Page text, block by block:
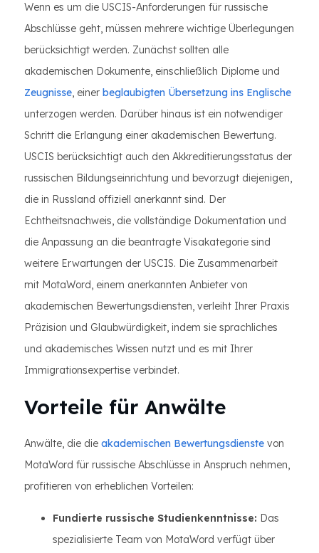
Wenn es um die USCIS-Anforderungen für russische
Abschlüsse geht, müssen mehrere wichtige Überlegungen
berücksichtigt werden. Zunächst sollten alle
akademischen Dokumente, einschließlich Diplome und
Zeugnisse, einer beglaubigten Übersetzung ins Englische
unterzogen werden. Darüber hinaus ist ein notwendiger
Schritt die Erlangung einer akademischen Bewertung.
USCIS berücksichtigt auch den Akkreditierungsstatus der
russischen Bildungseinrichtung und bevorzugt diejenigen,
die in Russland offiziell anerkannt sind. Der
Echtheitsnachweis, die vollständige Dokumentation und
die Anpassung an die beantragte Visakategorie sind
weitere Erwartungen der USCIS. Die Zusammenarbeit
mit MotaWord, einem anerkannten Anbieter von
akademischen Bewertungsdiensten, verleiht Ihrer Praxis
Präzision und Glaubwürdigkeit, indem sie sprachliches
und akademisches Wissen nutzt und es mit Ihrer
Immigrationsexpertise verbindet.
Vorteile für Anwälte
Anwälte, die die akademischen Bewertungsdienste von
MotaWord für russische Abschlüsse in Anspruch nehmen,
profitieren von erheblichen Vorteilen:
Fundierte russische Studienkenntnisse: Das
spezialisierte Team von MotaWord verfügt über